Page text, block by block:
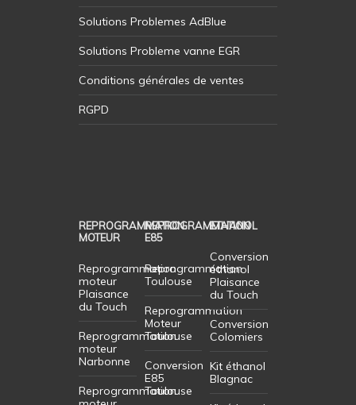
Solutions Problemes AdBlue
Solutions Probleme vanne EGR
Conditions générales de ventes
RGPD
REPROGRAMMATION
MOTEUR
Reprogrammation
moteur
Plaisance
du Touch
Reprogrammation
moteur
Narbonne
Reprogrammation
REPROGRAMMATION
E85
Reprogrammation
Toulouse
Reprogrammation
Moteur
Toulouse
Conversion
E85
Toulouse
ETHANOL
Conversion
éthanol
Plaisance
du Touch
Conversion
Colomiers
Kit éthanol
Blagnac